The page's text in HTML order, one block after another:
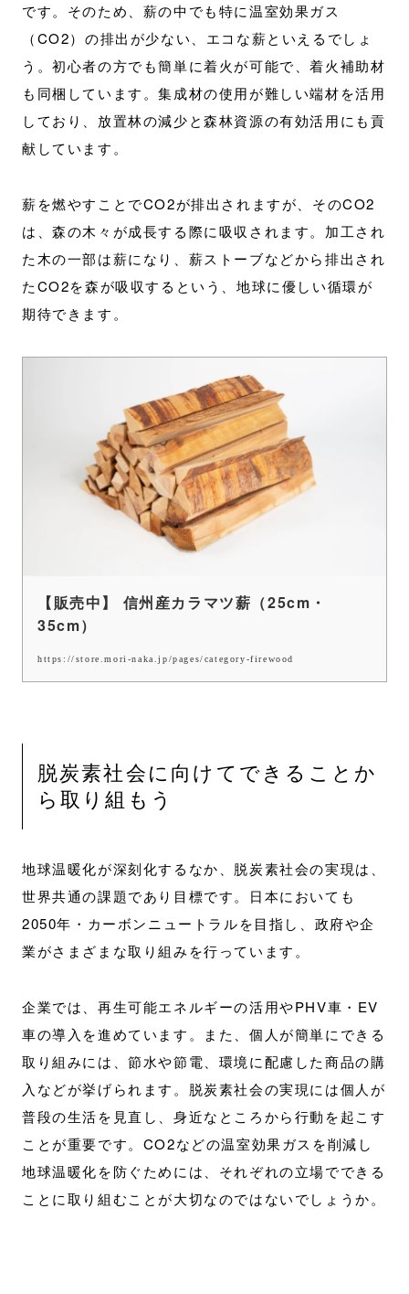
です。そのため、薪の中でも特に温室効果ガス
（CO2）の排出が少ない、エコな薪といえるでしょ
う。初心者の方でも簡単に着火が可能で、着火補助材
も同梱しています。集成材の使用が難しい端材を活用
しており、放置林の減少と森林資源の有効活用にも貢
献しています。
薪を燃やすことでCO2が排出されますが、そのCO2
は、森の木々が成長する際に吸収されます。加工され
た木の一部は薪になり、薪ストーブなどから排出され
たCO2を森が吸収するという、地球に優しい循環が
期待できます。
【販売中】 信州産カラマツ薪（25cm・
35cm）
https://store.mori-naka.jp/pages/category-firewood
脱炭素社会に向けてできることか
ら取り組もう
地球温暖化が深刻化するなか、脱炭素社会の実現は、
世界共通の課題であり目標です。日本においても
2050年・カーボンニュートラルを目指し、政府や企
業がさまざまな取り組みを行っています。
企業では、再生可能エネルギーの活用やPHV車・EV
車の導入を進めています。また、個人が簡単にできる
取り組みには、節水や節電、環境に配慮した商品の購
入などが挙げられます。脱炭素社会の実現には個人が
普段の生活を見直し、身近なところから行動を起こす
ことが重要です。CO2などの温室効果ガスを削減し
地球温暖化を防ぐためには、それぞれの立場でできる
ことに取り組むことが大切なのではないでしょうか。